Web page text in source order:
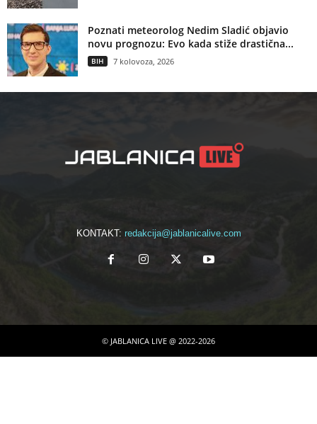
Poznati meteorolog Nedim Sladić objavio
novu prognozu: Evo kada stiže drastična...
BIH 7 kolovoza, 2026
KONTAKT: redakcija@jablanicalive.com
© JABLANICA LIVE @ 2022-2026